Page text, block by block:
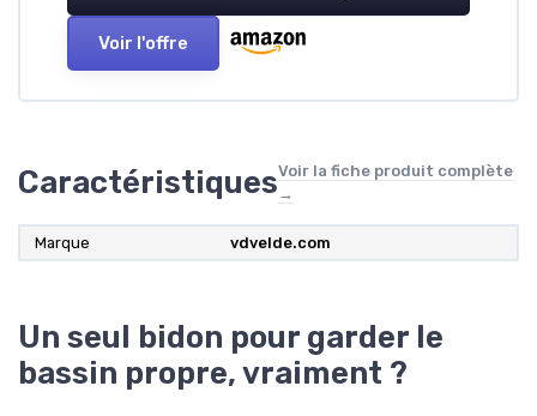
Voir l'offre
CaractéristiquesVoir la fiche produit complète
→
Marque vdvelde.com
Un seul bidon pour garder le
bassin propre, vraiment ?